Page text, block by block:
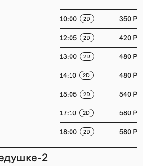
10:00 2D 350 P
12:05 2D 420 P
13:00 2D 480 P
14:10 2D 480 P
15:05 2D 540 P
17:10 2D 580 P
18:00 2D 580 P
2